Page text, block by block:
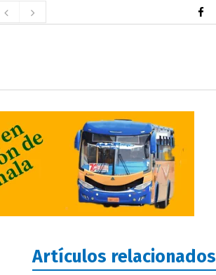
Artículos relacionados